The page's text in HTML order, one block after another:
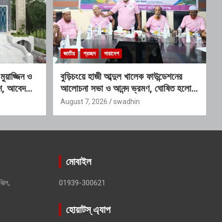
ও
আবেদনের
জাতীয় প্রচ্ছদ সারাদেশ
বুড়িচংয়ে হাজী আব্দুল খালেক ফাউন্ডেশনের
আলোচনা সভা ও আনন্দ ভ্রমণ, ঘোষিত হলো
নতুন কার্যনির্বাহী কমিটি
August 7, 2026 swadhin
মোবাইল
01939-300621
হোয়াটস্ এ্যাপ